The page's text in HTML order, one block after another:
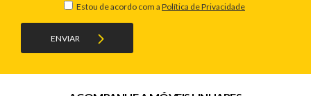
ENVIAR
Estou de acordo com a Política de Privacidade